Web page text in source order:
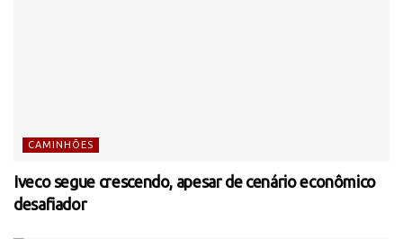
CAMINHÕES
Iveco segue crescendo, apesar de cenário econômico
desafiador